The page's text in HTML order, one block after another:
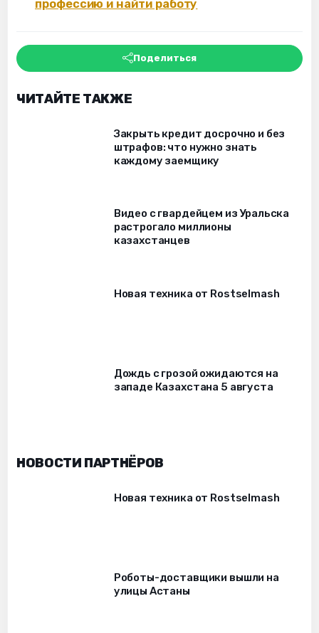
профессию и найти работу
Поделиться
ЧИТАЙТЕ ТАКЖЕ
Закрыть кредит досрочно и без
штрафов: что нужно знать
каждому заемщику
Видео с гвардейцем из Уральска
растрогало миллионы
казахстанцев
Новая техника от Rostselmash
Дождь с грозой ожидаются на
западе Казахстана 5 августа
НОВОСТИ ПАРТНЁРОВ
Новая техника от Rostselmash
Роботы-доставщики вышли на
улицы Астаны